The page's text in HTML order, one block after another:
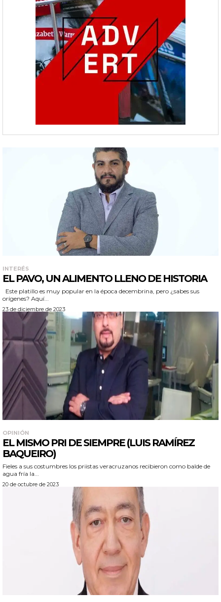
INTERÉS
EL PAVO, UN ALIMENTO LLENO DE HISTORIA
orígenes? Aquí...
23 de diciembre de 2023
OPINIÓN
EL MISMO PRI DE SIEMPRE (LUIS RAMÍREZ
BAQUEIRO)
Fieles a sus costumbres los priistas veracruzanos recibieron como balde de
agua fría la...
20 de octubre de 2023